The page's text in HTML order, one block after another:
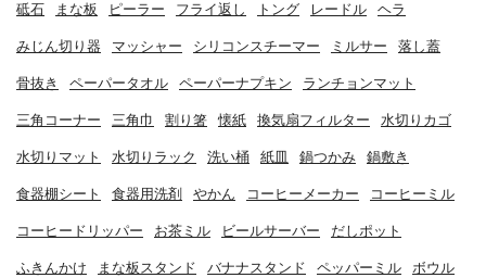
砥石 まな板 ピーラー フライ返し トング レードル ヘラ
みじん切り器 マッシャー シリコンスチーマー ミルサー 落し蓋
骨抜き ペーパータオル ペーパーナプキン ランチョンマット
三角コーナー 三角巾 割り箸 懐紙 換気扇フィルター 水切りカゴ
水切りマット 水切りラック 洗い桶 紙皿 鍋つかみ 鍋敷き
食器棚シート 食器用洗剤 やかん コーヒーメーカー コーヒーミル
コーヒードリッパー お茶ミル ビールサーバー だしポット
ふきんかけ まな板スタンド バナナスタンド ペッパーミル ボウル